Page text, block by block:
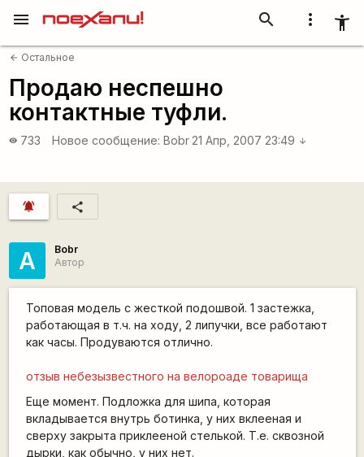
more_vert accessibility_new
search
menu
arrow_back Остальное
Продаю неспешно
контактные туфли.
visibility 733 Новое сообщение: Bobr 21 Апр, 2007 23:49 arrow_downward
notifications_active share
A
Bobr
Автор
Топовая модель с жесткой подошвой. 1 застежка,
работающая в т.ч. на ходу, 2 липучки, все работают
как часы. Продуваются отлично.
отзыв небезызвестного на велороаде товарища
Еще момент. Подложка для шипа, которая
вкладывается внутрь ботинка, у них вклееная и
сверху закрыта приклееной стелькой. Т.е. сквозной
дырки, как обычно, у них нет.